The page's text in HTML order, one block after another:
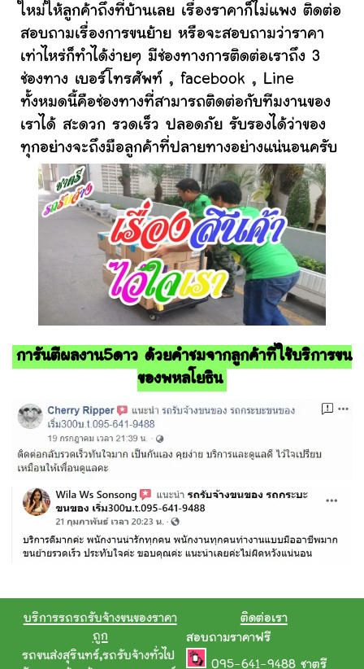
ใหม่ให้ลูกค้าถึงที่บ้านเลย เรื่องราคาก็ไม่แพง ติดต่อ
สอบถามเรื่องการขนย้าย หรือจะสอบถามว่าราคา
เท่าไหร่ก็ทำได้ง่ายๆ มีช่องทางการติดต่อเราถึง 3
ช่องทาง เบอร์โทรศัพท์ , facebook , Line
ทั้งหมดนี้คือช่องทางที่สามารถติดต่อกับทีมงานของ
เราได้ สะดวก รวดเร็ว ปลอดภัย รับรองได้ว่าของ
ทุกอย่างจะถึงมือลูกค้าที่ปลายทางอย่างแน่นอนครับ
การันตีผลงาน5ดาว ด้วยคำชมจากลูกค้าที่ใช้บริการขน
ของพหลโยธิน
บริการรถรถรับจ้างขนของราคา
ถูก
รถขนส่งสุรินทร์,รถรับจ้างทั่วไป
ติดต่อเรา
สอบถามราคาฟรี
095-641-9488 ชาตรี